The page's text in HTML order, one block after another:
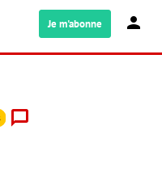
Je m'abonne